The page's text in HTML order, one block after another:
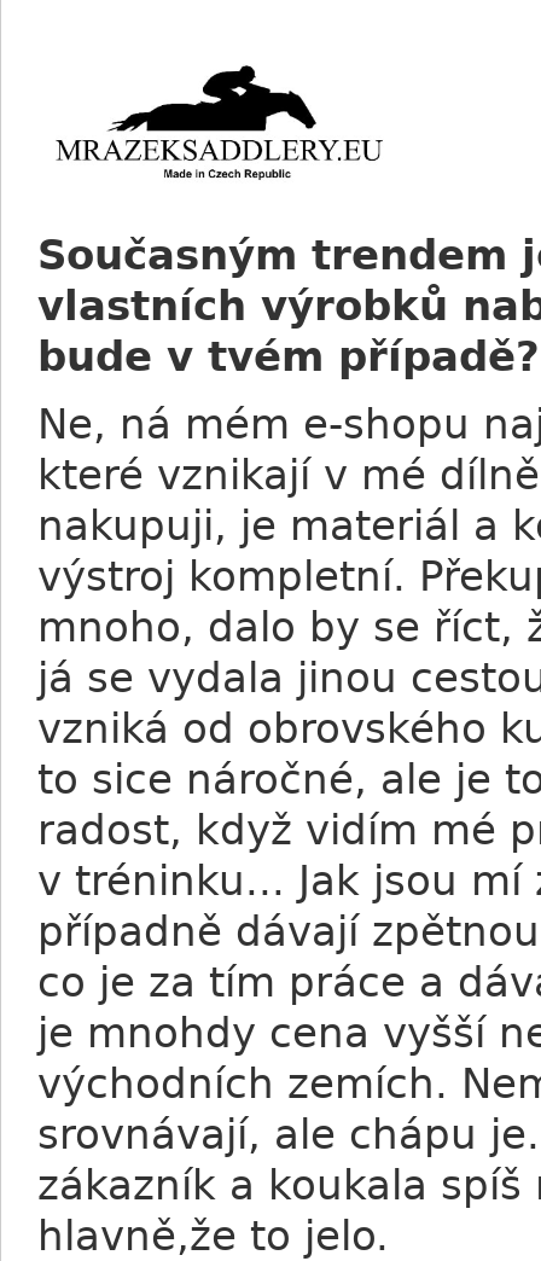
Současným trendem
vlastních výrobků
bude v tvém případě?
Ne, ná mém e-shopu
které vznikají v mé
nakupuji, je materiál a
výstroj kompletní.
mnoho, dalo by se říct,
já se vydala jinou
vzniká od obrovského
to sice náročné, ale je
radost, když vidím mé
v tréninku... Jak jsou
případně dávají
co je za tím práce a
je mnohdy cena vyšší
východních zemích.
srovnávají, ale chápu
zákazník a koukala
hlavně,že to jelo.